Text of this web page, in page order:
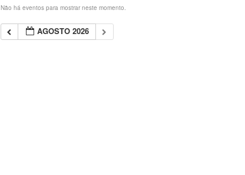
Não há eventos para mostrar neste momento.
AGOSTO 2026